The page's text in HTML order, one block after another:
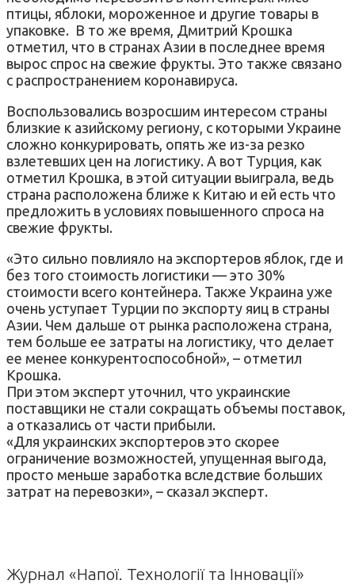
птицы, яблоки, мороженное и другие товары в
упаковке. В то же время, Дмитрий Крошка
отметил, что в странах Азии в последнее время
вырос спрос на свежие фрукты. Это также связано
с распространением коронавируса.
Воспользовались возросшим интересом страны
близкие к азийскому региону, с которыми Украине
сложно конкурировать, опять же из-за резко
взлетевших цен на логистику. А вот Турция, как
отметил Крошка, в этой ситуации выиграла, ведь
страна расположена ближе к Китаю и ей есть что
предложить в условиях повышенного спроса на
свежие фрукты.
«Это сильно повлияло на экспортеров яблок, где и
без того стоимость логистики — это 30%
стоимости всего контейнера. Также Украина уже
очень уступает Турции по экспорту яиц в страны
Азии. Чем дальше от рынка расположена страна,
тем больше ее затраты на логистику, что делает
ее менее конкурентоспособной», – отметил
Крошка.
При этом эксперт уточнил, что украинские
поставщики не стали сокращать объемы поставок,
а отказались от части прибыли.
«Для украинских экспортеров это скорее
ограничение возможностей, упущенная выгода,
просто меньше заработка вследствие больших
затрат на перевозки», – сказал эксперт.
Журнал «Напої. Технології та Інновації»